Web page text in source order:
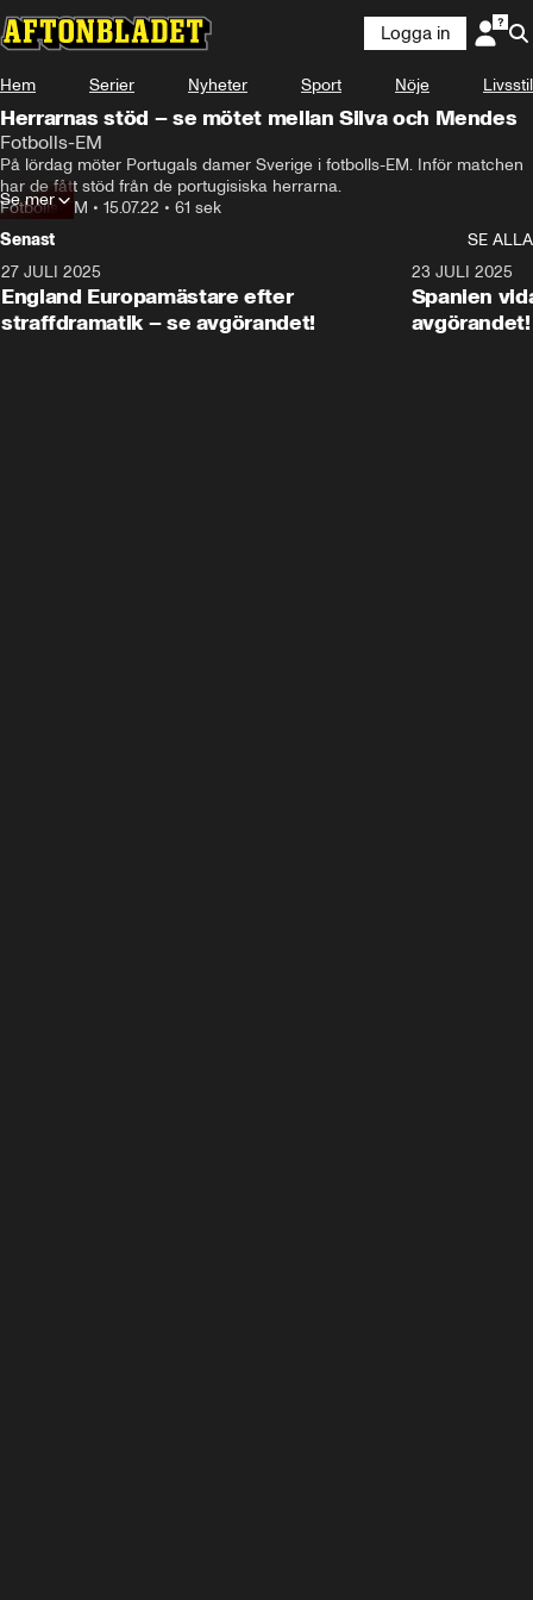
Logga in
Hem Serier Nyheter Sport Nöje Livsstil
Herrarnas stöd – se mötet mellan Silva och Mendes
Fotbolls-EM
På lördag möter Portugals damer Sverige i fotbolls-EM. Inför matchen
har de fått stöd från de portugisiska herrarna.
Fotbolls-EM • 15.07.22 • 61 sek
Se mer
Senast
SE ALLA
27 JULI 2025
England Europamästare efter
straffdramatik – se avgörandet!
23 JULI 2025
Spanien
avgörandet!